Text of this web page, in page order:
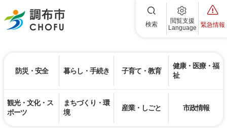
調布市 検索
閲覧支援
Language
緊急情報
防災・安全 暮らし・手続き 子育て・教育
健康・医療・福
祉
観光・文化・ス
ポーツ
まちづくり・環
境
産業・しごと 市政情報